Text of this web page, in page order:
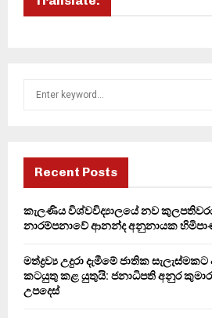
f
r
Recent Posts
කැලණිය විශ්වවිද්‍යාලයේ නව
නාරම්පනාවේ ආනන්ද අනුනායක
මත්ද්‍රව්‍ය උදුරා දැමීමේ ජාතික
කටයුතු කළ යුතුයි: ජනාධිපති අනුර කුමාර
උපදෙස්